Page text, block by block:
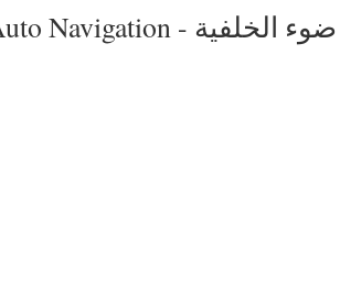
Navigation - ضوء الخلفية